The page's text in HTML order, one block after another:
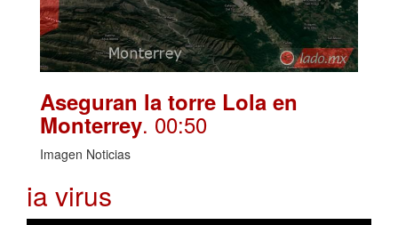
Aseguran la torre Lola en
Monterrey. 00:50
Imagen Noticias
ia virus